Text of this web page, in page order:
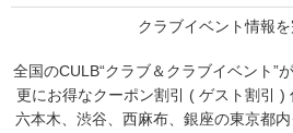
クラブイベント情報
全国のCULB“クラブ＆クラブイベント”
更にお得なクーポン割引 ( ゲスト割引 )
六本木、渋谷、西麻布、銀座の東京都